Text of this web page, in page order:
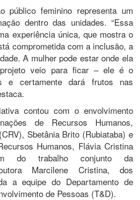
público feminino representa um
dentro das unidades. “Essa
experiência única, que mostra o
comprometida com a inclusão, a
A mulher pode estar onde ela
veio para ficar – ele é o
e certamente dará frutos nas
contou com o envolvimento
de Recursos Humanos,
Sbetânia Brito (Rubiataba) e
Humanos, Flávia Cristina
do trabalho conjunto da
Marcilene Cristina, dos
a equipe do Departamento de
de Pessoas (T&D).